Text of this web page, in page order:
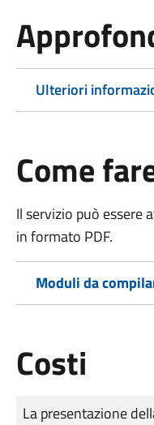
Ulteriori
Come
Il servizio può
in formato PDF.
Moduli da
Costi
Tipo di pagamento
Importo
La presentazione